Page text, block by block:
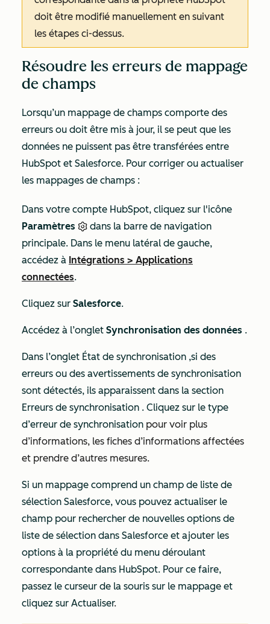
doit être modifié manuellement en suivant
les étapes ci-dessus.
Résoudre les erreurs de mappage
de champs
Lorsqu’un mappage de champs comporte des
erreurs ou doit être mis à jour, il se peut que les
données ne puissent pas être transférées entre
HubSpot et Salesforce. Pour corriger ou actualiser
les mappages de champs :
Dans votre compte HubSpot, cliquez sur l'icône
Paramètres
dans la barre de navigation
principale. Dans le menu latéral de gauche,
accédez à Intégrations > Applications
connectées.
Cliquez sur Salesforce.
Accédez à l’onglet Synchronisation des données .
Dans l’onglet État de synchronisation ,si des
erreurs ou des avertissements de synchronisation
sont détectés, ils apparaissent dans la section
Erreurs de synchronisation . Cliquez sur le type
d’erreur de synchronisation pour voir plus
d’informations, les fiches d’informations affectées
et prendre d’autres mesures.
Si un mappage comprend un champ de liste de
sélection Salesforce, vous pouvez actualiser le
champ pour rechercher de nouvelles options de
liste de sélection dans Salesforce et ajouter les
options à la propriété du menu déroulant
correspondante dans HubSpot. Pour ce faire,
passez le curseur de la souris sur le mappage et
cliquez sur Actualiser.